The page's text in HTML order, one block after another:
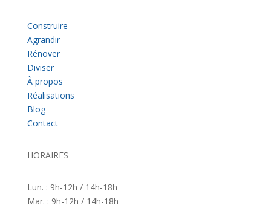
Construire
Agrandir
Rénover
Diviser
À propos
Réalisations
Blog
Contact
HORAIRES
Lun. : 9h-12h / 14h-18h
Mar. : 9h-12h / 14h-18h